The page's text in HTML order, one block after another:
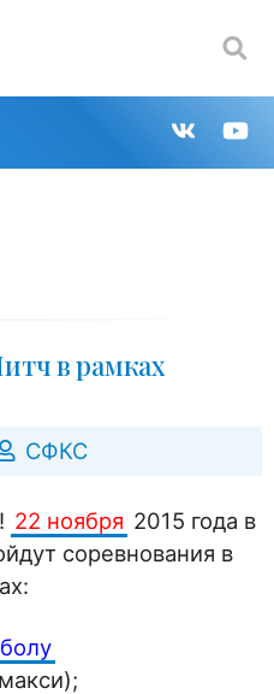
в рамках
СФКС
22 ноября 2015 года в
соревнования в